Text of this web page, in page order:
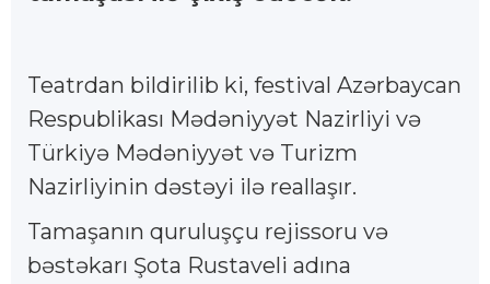
Teatrdan bildirilib ki, festival Azərbaycan
Respublikası Mədəniyyət Nazirliyi və
Türkiyə Mədəniyyət və Turizm
Nazirliyinin dəstəyi ilə reallaşır.
Tamaşanın quruluşçu rejissoru və
bəstəkarı Şota Rustaveli adına